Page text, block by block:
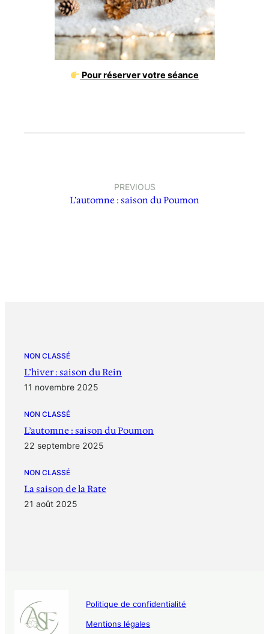
Pour réserver votre séance
PREVIOUS
L’automne : saison du Poumon
NON CLASSÉ
L’hiver : saison du Rein
11 novembre 2025
NON CLASSÉ
L’automne : saison du Poumon
22 septembre 2025
NON CLASSÉ
La saison de la Rate
21 août 2025
Politique de confidentialité
Mentions légales